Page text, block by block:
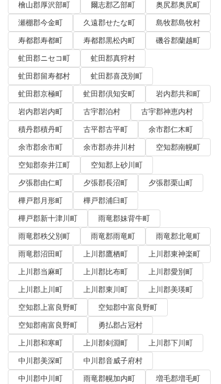
檜山郡厚沢部町
爾志郡乙部町
奥尻郡奥尻町
瀬棚郡今金町
久遠郡せたな町
島牧郡島牧村
寿都郡寿都町
寿都郡黒松内町
磯谷郡蘭越町
虻田郡ニセコ町
虻田郡真狩村
虻田郡留寿都村
虻田郡喜茂別町
虻田郡京極町
虻田郡倶知安町
岩内郡共和町
岩内郡岩内町
古宇郡泊村
古宇郡神恵内村
積丹郡積丹町
古平郡古平町
余市郡仁木町
余市郡余市町
余市郡赤井川村
空知郡南幌町
空知郡奈井江町
空知郡上砂川町
夕張郡由仁町
夕張郡長沼町
夕張郡栗山町
樺戸郡月形町
樺戸郡浦臼町
樺戸郡新十津川町
雨竜郡妹背牛町
雨竜郡秩父別町
雨竜郡雨竜町
雨竜郡北竜町
雨竜郡沼田町
上川郡鷹栖町
上川郡東神楽町
上川郡当麻町
上川郡比布町
上川郡愛別町
上川郡上川町
上川郡東川町
上川郡美瑛町
空知郡上富良野町
空知郡中富良野町
空知郡南富良野町
勇払郡占冠村
上川郡和寒町
上川郡剣淵町
上川郡下川町
中川郡美深町
中川郡音威子府村
中川郡中川町
雨竜郡幌加内町
増毛郡増毛町